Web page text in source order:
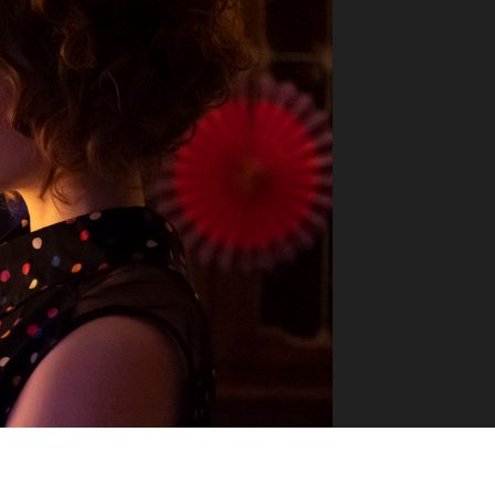
Festival
d’Arte
Venezia
Film Festival
di Roma
Festival
- Accedi al tuo profilo
Nuovo utente
noi
- Scuola e Lavoro
lavori in economia